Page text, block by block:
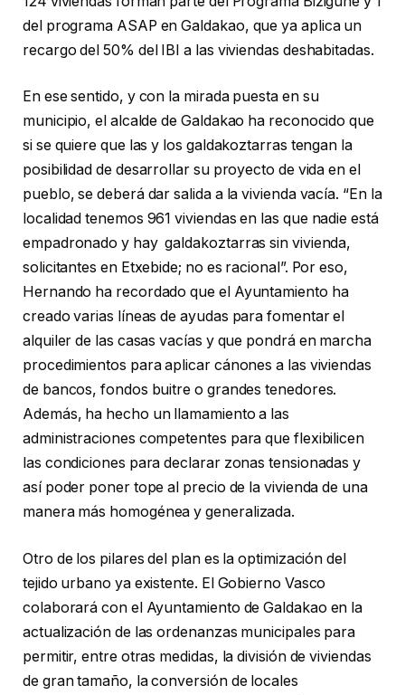
del programa ASAP en Galdakao, que ya aplica un
recargo del 50% del IBI a las viviendas deshabitadas.
En ese sentido, y con la mirada puesta en su
municipio, el alcalde de Galdakao ha reconocido que
si se quiere que las y los galdakoztarras tengan la
posibilidad de desarrollar su proyecto de vida en el
pueblo, se deberá dar salida a la vivienda vacía. “En la
localidad tenemos 961 viviendas en las que nadie está
empadronado y hay galdakoztarras sin vivienda,
solicitantes en Etxebide; no es racional”. Por eso,
Hernando ha recordado que el Ayuntamiento ha
creado varias líneas de ayudas para fomentar el
alquiler de las casas vacías y que pondrá en marcha
procedimientos para aplicar cánones a las viviendas
de bancos, fondos buitre o grandes tenedores.
Además, ha hecho un llamamiento a las
administraciones competentes para que flexibilicen
las condiciones para declarar zonas tensionadas y
así poder poner tope al precio de la vivienda de una
manera más homogénea y generalizada.
Otro de los pilares del plan es la optimización del
tejido urbano ya existente. El Gobierno Vasco
colaborará con el Ayuntamiento de Galdakao en la
actualización de las ordenanzas municipales para
permitir, entre otras medidas, la división de viviendas
de gran tamaño, la conversión de locales